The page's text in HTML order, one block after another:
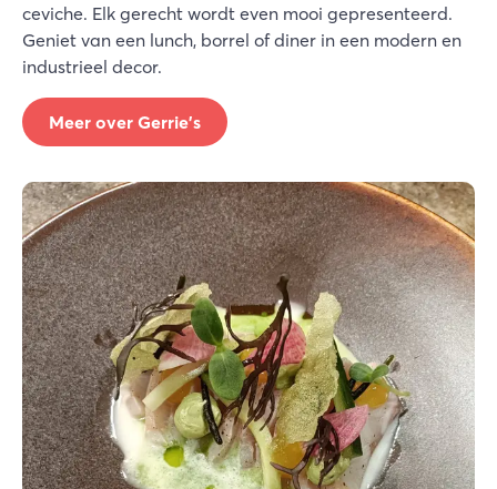
ceviche. Elk gerecht wordt even mooi gepresenteerd.
Geniet van een lunch, borrel of diner in een modern en
industrieel decor.
Meer over Gerrie's